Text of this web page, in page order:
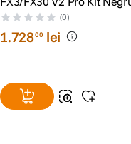
(0)
1.72800 lei